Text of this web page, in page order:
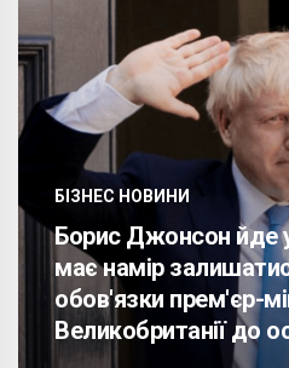
БІЗНЕС НОВИНИ
Борис Джонсон йде
має намір
обов'язки прем'єр-
Великобританії до